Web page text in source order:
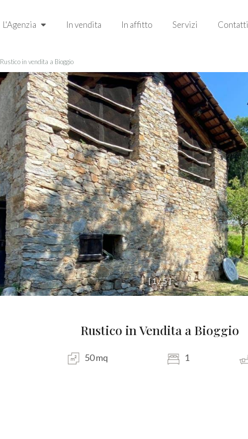
L'Agenzia In vendita In affitto Servizi Contatti
Rustico in vendita a Bioggio
[1/5]
Rustico in Vendita a Bioggio
50 mq 1